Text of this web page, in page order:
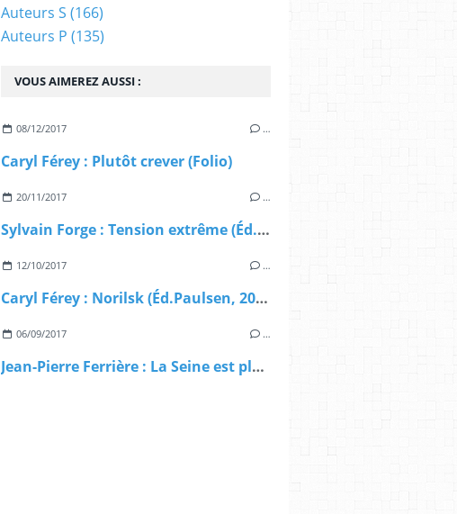
VOUS AIMEREZ AUSSI :
08/12/2017 …
Caryl Férey : Plutôt crever (Folio)
20/11/2017 …
Sylvain Forge : Tension extrême (Éd.Fayard, 2017) – Prix du Quai des Orfèvres 2018
12/10/2017 …
Caryl Férey : Norilsk (Éd.Paulsen, 2017)
06/09/2017 …
Jean-Pierre Ferrière : La Seine est pleine de revolvers (French Pulp Éditions, 2017)
Auteurs S (166)
Auteurs P (135)